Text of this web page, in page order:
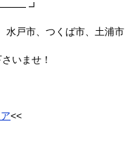
┛
水戸市、つくば市、土浦市
いませ！
<<